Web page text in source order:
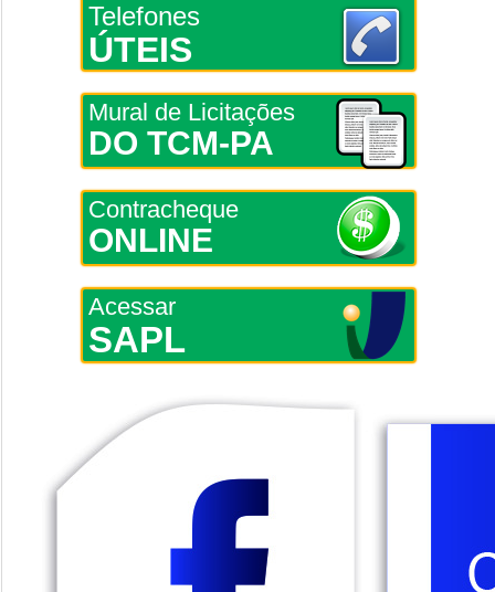
Telefones
ÚTEIS
Mural de Licitações
DO TCM-PA
Contracheque
ONLINE
Acessar
SAPL